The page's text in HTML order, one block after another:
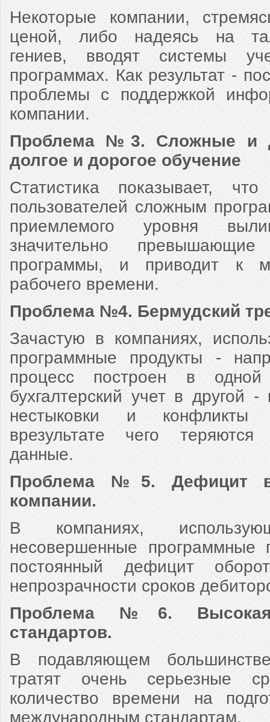
Некоторые компании,
ценой, либо надеясь на
гениев, вводят системы
программах. Как результат -
проблемы с поддержкой
компании.
Проблема №3. Сложные и
долгое и дорогое обучение
Статистика показывает,
пользователей сложным
приемлемого уровня
значительно
программы, и приводит к
рабочего времени.
Проблема №4. Бермудский
Зачастую в компаниях,
программные продукты -
процесс построен в
бухгалтерский учет в другой
нестыковки и конфликты
врезультате чего
данные.
Проблема №5. Дефицит в
компании.
В компаниях,
несовершенные программные
постоянный дефицит
непрозрачности сроков
Проблема №6.
стандартов.
В подавляющем
тратят очень серьезные
количество времени на
международным стандартам.